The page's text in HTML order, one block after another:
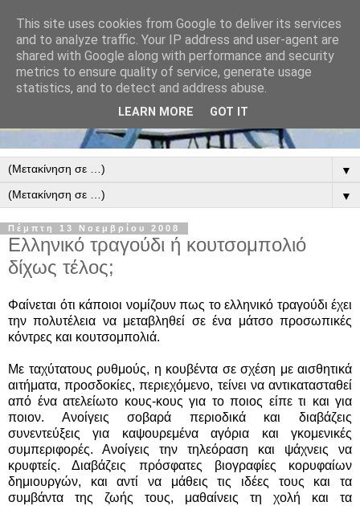
▼
▼
Πέμπτη 13 Νοεμβρίου 2008
Ελληνικό τραγούδι ή κουτσομπολιό
δίχως τέλος;
Φαίνεται ότι κάποιοι νομίζουν πως το ελληνικό τραγούδι έχει
την πολυτέλεια να μεταβληθεί σε ένα μάτσο προσωπικές
κόντρες και κουτσομπολιά.
Με ταχύτατους ρυθμούς, η κουβέντα σε σχέση με αισθητικά
αιτήματα, προσδοκίες, περιεχόμενο, τείνει να αντικατασταθεί
από ένα ατελείωτο κους-κους για το ποιος είπε τι και για
ποιον. Ανοίγεις σοβαρά περιοδικά και διαβάζεις
συνεντεύξεις για καψουρεμένα αγόρια και γκομενικές
συμπεριφορές. Ανοίγεις την τηλεόραση και ψάχνεις να
κρυφτείς. Διαβάζεις πρόσφατες βιογραφίες κορυφαίων
δημιουργών, και αντί να μάθεις τις ιδέες τους και τα
συμβάντα της ζωής τους, μαθαίνεις τη χολή και τα
This site uses cookies from Google to deliver its services
and to analyze traffic. Your IP address and user-agent are
shared with Google along with performance and security
metrics to ensure quality of service, generate usage
statistics, and to detect and address abuse.
LEARN MORE GOT IT